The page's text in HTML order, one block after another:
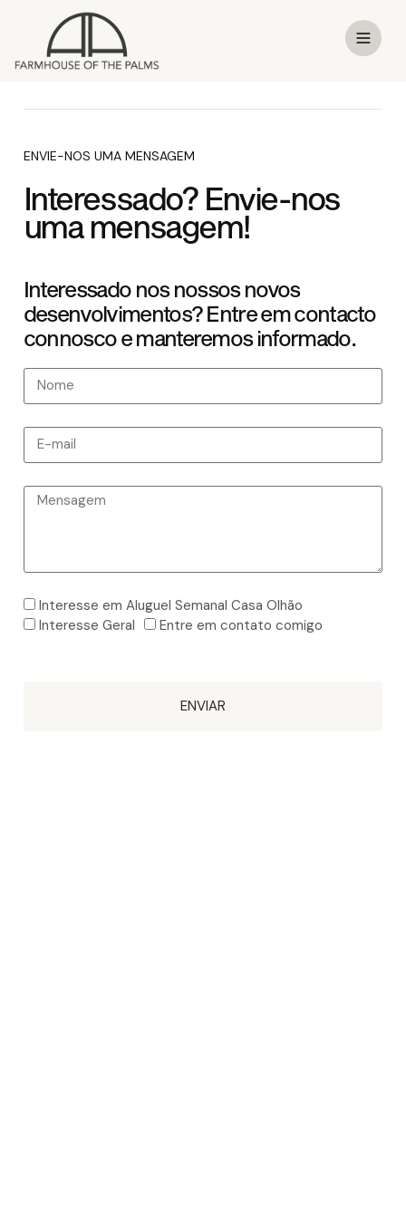
ENVIE-NOS UMA MENSAGEM
Interessado? Envie-nos
uma mensagem!
Interessado nos nossos novos
desenvolvimentos? Entre em contacto
connosco e manteremos informado.
Interesse em Aluguel Semanal Casa Olhão
Interesse Geral
Entre em contato comigo
ENVIAR